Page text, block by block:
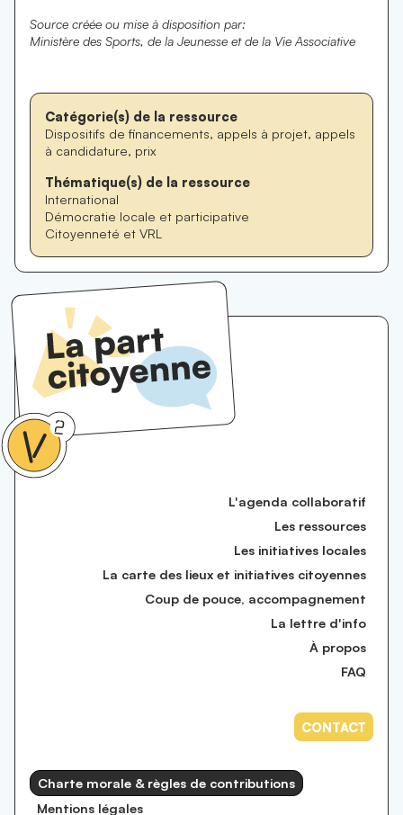
Source créée ou mise à disposition par:
Ministère des Sports, de la Jeunesse et de la Vie Associative
Catégorie(s) de la ressource
Dispositifs de financements, appels à projet, appels
à candidature, prix
Thématique(s) de la ressource
International
Démocratie locale et participative
Citoyenneté et VRL
L'agenda collaboratif
Les ressources
Les initiatives locales
La carte des lieux et initiatives citoyennes
Coup de pouce, accompagnement
La lettre d'info
À propos
FAQ
CONTACT
Charte morale & règles de contributions
Mentions légales